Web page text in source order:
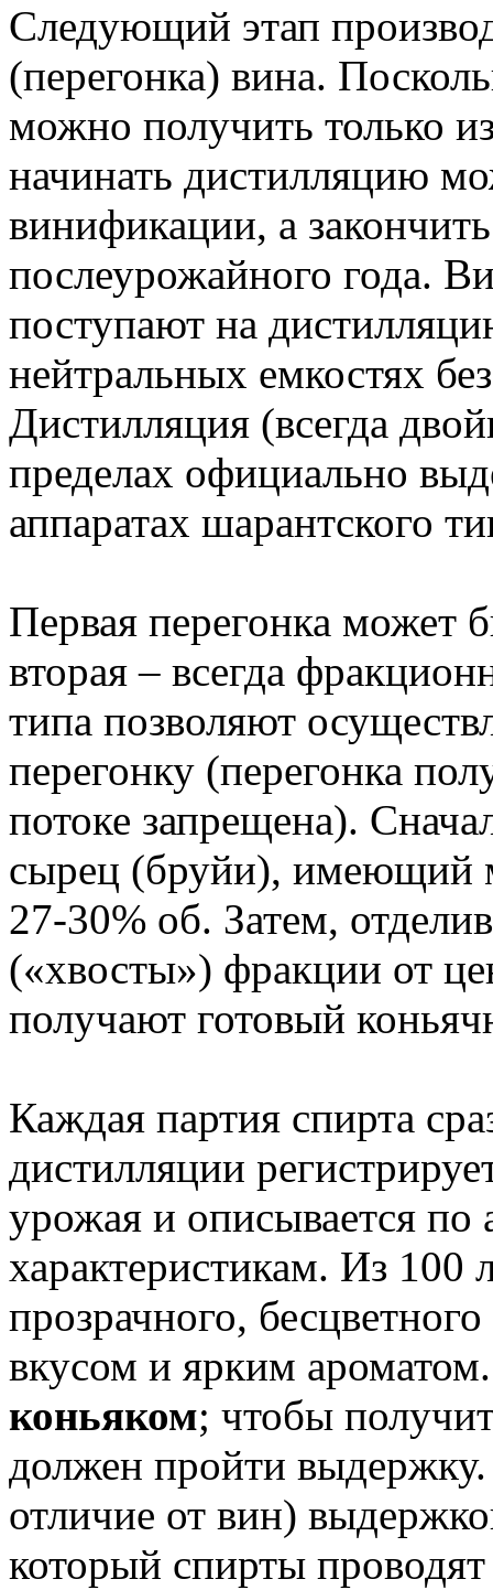
Следующий этап
(перегонка) вина.
можно получить только
начинать дистилляцию
винификации, а
послеурожайного года.
поступают на
нейтральных емкостях
Дистилляция (всегда
пределах официально
аппаратах шарантского
Первая перегонка может
вторая – всегда
типа позволяют
перегонку (перегонка
потоке запрещена).
сырец (бруйи), имеющий
27-30% об. Затем,
(«хвосты») фракции от
получают готовый
Каждая партия спирта
дистилляции
урожая и описывается по
характеристикам. Из 100
прозрачного,
вкусом и ярким
коньяком; чтобы
должен пройти
отличие от вин)
который спирты